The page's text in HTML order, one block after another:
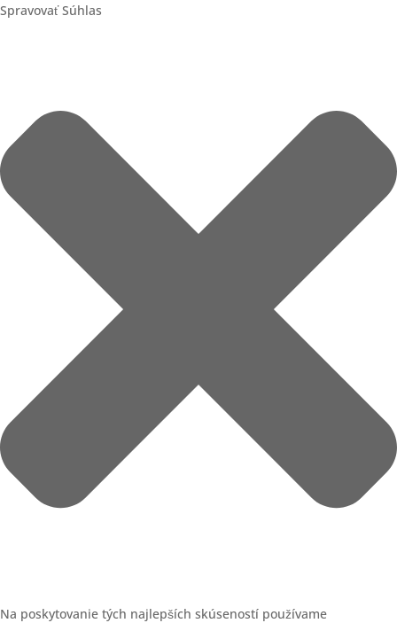
Spravovať Súhlas
Na poskytovanie tých najlepších skúseností používame